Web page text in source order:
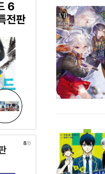
8/8